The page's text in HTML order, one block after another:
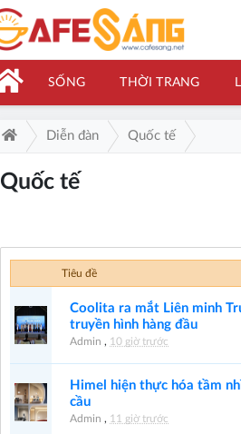
SỐNG THỜI TRANG
Diễn đàn Quốc tế
Quốc tế
Tiêu đề
Coolita ra mắt Liên minh
truyền hình hàng đầu
Admin , 10 giờ trước
Himel hiện thực hóa tầm
cầu
Admin , 11 giờ trước